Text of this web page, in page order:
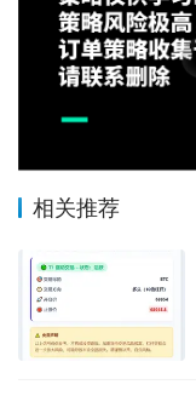
相关推荐